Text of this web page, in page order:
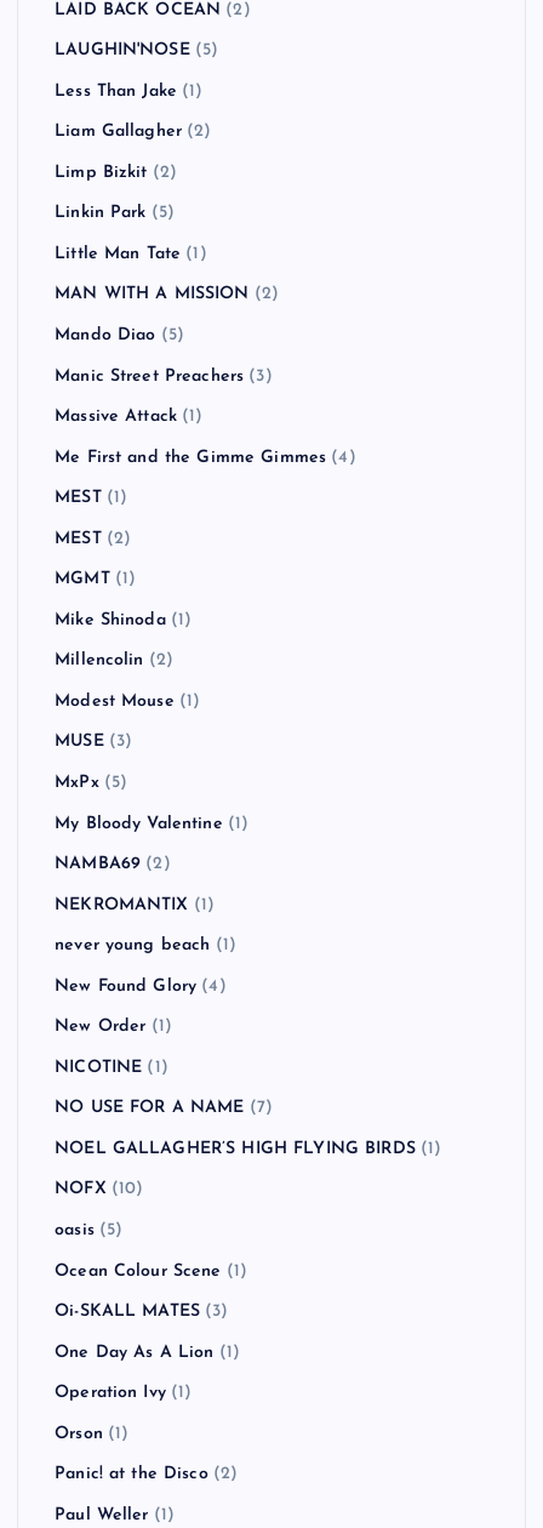
LAID BACK OCEAN (2)
LAUGHIN'NOSE(5)
Less Than Jake (1)
Liam Gallagher (2)
Limp Bizkit (2)
Linkin Park (5)
Little Man Tate (1)
MAN WITH A MISSION (2)
Mando Diao (5)
Manic Street Preachers (3)
Massive Attack (1)
Me First and the Gimme Gimmes (4)
MEST(1)
MEST(2)
MGMT(1)
Mike Shinoda(1)
Millencolin (2)
Modest Mouse (1)
MUSE(3)
MxPx(5)
My Bloody Valentine (1)
NAMBA69 (2)
NEKROMANTIX (1)
never young beach (1)
New Found Glory (4)
New Order (1)
NICOTINE (1)
NO USE FOR A NAME (7)
NOEL GALLAGHER’S HIGH FLYING BIRDS(1)
NOFX (10)
oasis(5)
Ocean Colour Scene (1)
Oi-SKALL MATES (3)
One Day As A Lion (1)
Operation Ivy(1)
Orson (1)
Panic! at the Disco(2)
Paul Weller (1)